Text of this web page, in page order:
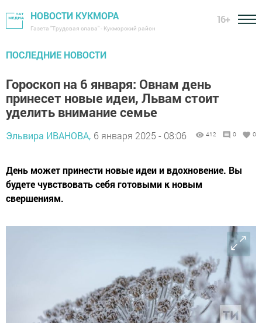
НОВОСТИ КУКМОРА
Газета "Трудовая слава" - Кукморский район
16+
ПОСЛЕДНИЕ НОВОСТИ
Гороскоп на 6 января: Овнам день
принесет новые идеи, Львам стоит
уделить внимание семье
Эльвира ИВАНОВА, 6 января 2025 - 08:06 412 0 0
День может принести новые идеи и вдохновение. Вы
будете чувствовать себя готовыми к новым
свершениям.